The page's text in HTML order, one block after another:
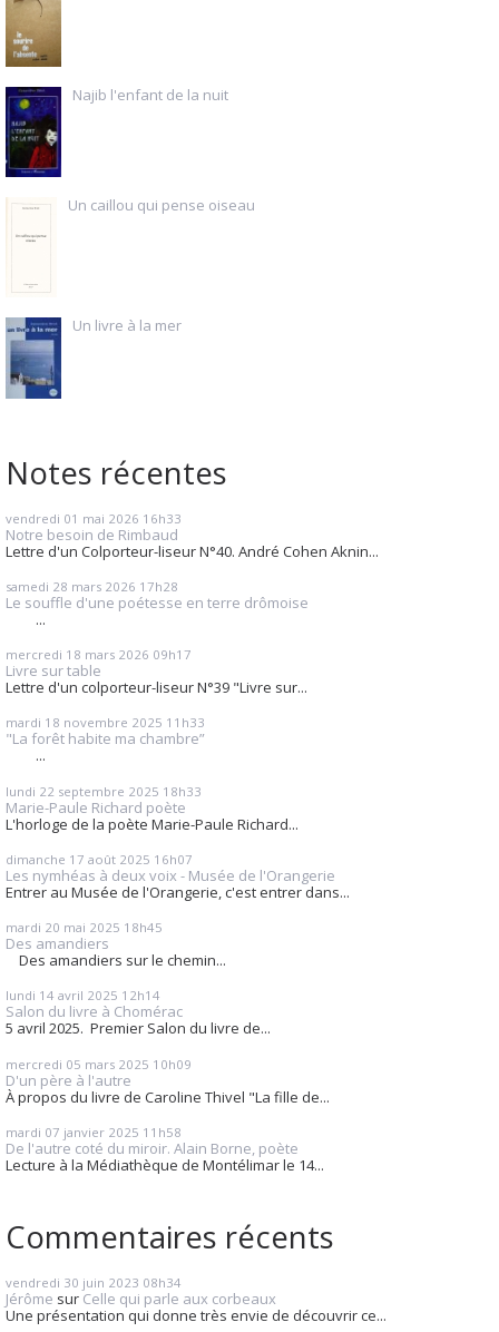
Najib l'enfant de la nuit
Un caillou qui pense oiseau
Un livre à la mer
Notes récentes
vendredi 01 mai 2026 16h33
Notre besoin de Rimbaud
Lettre d'un Colporteur-liseur N°40. André Cohen Aknin...
samedi 28 mars 2026 17h28
Le souffle d'une poétesse en terre drômoise
...
mercredi 18 mars 2026 09h17
Livre sur table
Lettre d'un colporteur-liseur N°39 "Livre sur...
mardi 18 novembre 2025 11h33
"La forêt habite ma chambre”
...
lundi 22 septembre 2025 18h33
Marie-Paule Richard poète
L'horloge de la poète Marie-Paule Richard...
dimanche 17 août 2025 16h07
Les nymhéas à deux voix - Musée de l'Orangerie
Entrer au Musée de l'Orangerie, c'est entrer dans...
mardi 20 mai 2025 18h45
Des amandiers
Des amandiers sur le chemin...
lundi 14 avril 2025 12h14
Salon du livre à Chomérac
5 avril 2025. Premier Salon du livre de...
mercredi 05 mars 2025 10h09
D'un père à l'autre
À propos du livre de Caroline Thivel "La fille de...
mardi 07 janvier 2025 11h58
De l'autre coté du miroir. Alain Borne, poète
Lecture à la Médiathèque de Montélimar le 14...
Commentaires récents
vendredi 30 juin 2023 08h34
Jérôme sur Celle qui parle aux corbeaux
Une présentation qui donne très envie de découvrir ce...